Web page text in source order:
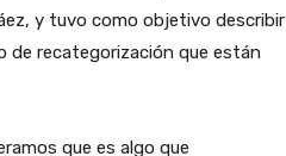
y tuvo como objetivo describir
de recategorización que están
que es algo que